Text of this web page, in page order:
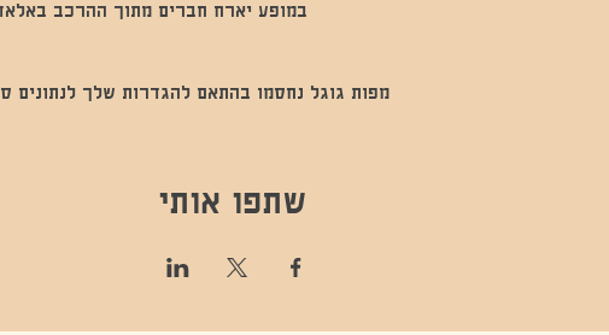
במופע יארח חברים מתוך ההרכב
מפות גוגל נחסמו בהתאם להגדרות שלך לנתונים
שתפו אותי